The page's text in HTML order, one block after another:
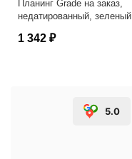
Планинг Grade на заказ,
недатированный, зеленый
1 342 ₽
5.0